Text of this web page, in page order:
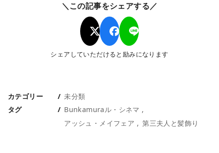
＼この記事をシェアする／
シェアしていただけると励みになります
カテゴリー
未分類
タグ
Bunkamuraル・シネマ
アッシュ・メイフェア
第三夫人と髪飾り